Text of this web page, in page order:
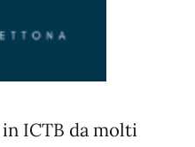
ICTB da molti